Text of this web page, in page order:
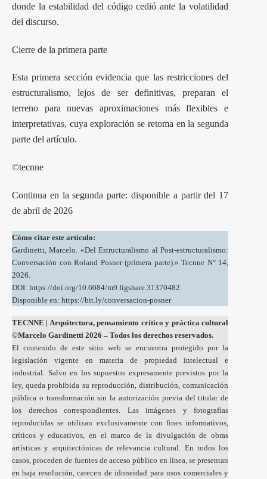
donde la estabilidad del código cedió ante la volatilidad
del discurso.
Cierre de la primera parte
Esta primera sección evidencia que las restricciones del
estructuralismo, lejos de ser definitivas, preparan el
terreno para nuevas aproximaciones más flexibles e
interpretativas, cuya exploración se retoma en la segunda
parte del artículo.
©tecnne
Continua en la segunda parte: disponible a partir del 17
de abril de 2026
Cómo citar este artículo:
Gardinetti, Marcelo. «Del Estructuralismo al Post-estructuralismo:
Conversación con Roland Posner (primera parte).» Tecnne N° 14,
2026.
DOI: https://doi.org/10.6084/m9.figshare.31370482.
Disponible en: https://bit.ly/conversacion-posner
TECNNE | Arquitectura, pensamiento crítico y práctica cultural
©Marcelo Gardinetti 2026 – Todos los derechos reservados.
El contenido de este sitio web se encuentra protegido por la
legislación vigente en materia de propiedad intelectual e
industrial. Salvo en los supuestos expresamente previstos por la
ley, queda prohibida su reproducción, distribución, comunicación
pública o transformación sin la autorización previa del titular de
los derechos correspondientes. Las imágenes y fotografías
reproducidas se utilizan exclusivamente con fines informativos,
críticos y educativos, en el marco de la divulgación de obras
artísticas y arquitectónicas de relevancia cultural. En todos los
casos, proceden de fuentes de acceso público en línea, se presentan
en baja resolución, carecen de idoneidad para usos comerciales y